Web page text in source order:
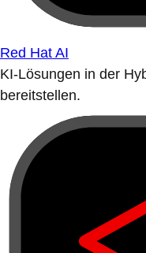
Red Hat AI
KI-Lösungen in der
bereitstellen.